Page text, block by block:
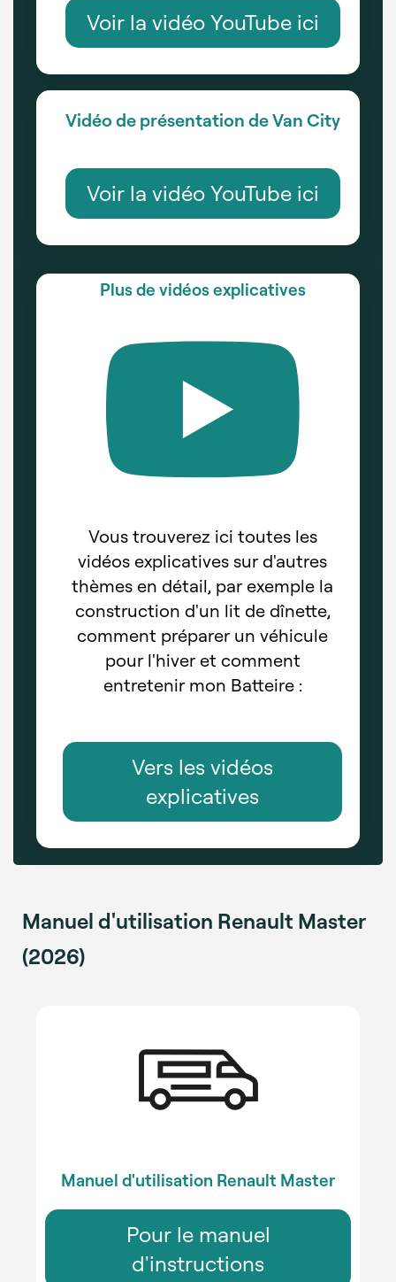
Voir la vidéo YouTube ici
Vidéo de présentation de Van City
Voir la vidéo YouTube ici
Plus de vidéos explicatives
Vous trouverez ici toutes les
vidéos explicatives sur d'autres
thèmes en détail, par exemple la
construction d'un lit de dînette,
comment préparer un véhicule
pour l'hiver et comment
entretenir mon Batteire :
Vers les vidéos
explicatives
Manuel d'utilisation Renault Master
(2026)
Manuel d'utilisation Renault Master
Pour le manuel
d'instructions